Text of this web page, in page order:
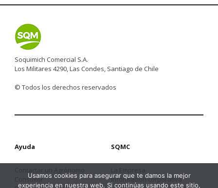
Soquimich Comercial S.A.
Los Militares 4290, Las Condes, Santiago de Chile
© Todos los derechos reservados
Ayuda
Consultor
SQMC
Información corporativa
Usamos cookies para asegurar que te damos la mejor
experiencia en nuestra web. Si continúas usando este sitio,